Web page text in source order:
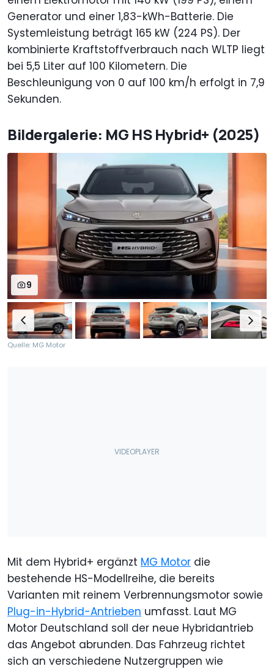
Generator und einer 1,83-kWh-Batterie. Die
Systemleistung beträgt 165 kW (224 PS). Der
kombinierte Kraftstoffverbrauch nach WLTP liegt
bei 5,5 Liter auf 100 Kilometern. Die
Beschleunigung von 0 auf 100 km/h erfolgt in 7,9
Sekunden.
Bildergalerie: MG HS Hybrid+ (2025)
9
Quelle: MG Motor
Mit dem Hybrid+ ergänzt MG Motor die
bestehende HS-Modellreihe, die bereits
Varianten mit reinem Verbrennungsmotor sowie
Plug-in-Hybrid-Antrieben umfasst. Laut MG
Motor Deutschland soll der neue Hybridantrieb
das Angebot abrunden. Das Fahrzeug richtet
sich an verschiedene Nutzergruppen wie